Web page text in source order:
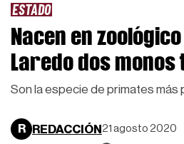
ESTADO
Nacen en
Laredo dos monos
Son la especie de primates más
R REDACCIÓN 21 agosto 2020